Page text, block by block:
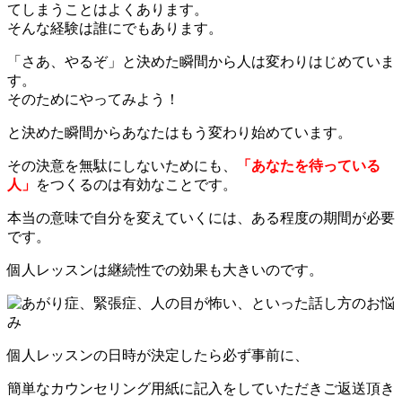
てしまうことはよくあります。
そんな経験は誰にでもあります。
「さあ、やるぞ」と決めた瞬間から人は変わりはじめていま
す。
そのためにやってみよう！
と決めた瞬間からあなたはもう変わり始めています。
その決意を無駄にしないためにも、
「あなたを待っている
人」 をつくるのは有効なことです。
本当の意味で自分を変えていくには、ある程度の期間が必要
です。
個人レッスンは継続性での効果も大きいのです。
個人レッスンの日時が決定したら必ず事前に、
簡単なカウンセリング用紙に記入をしていただきご返送頂き